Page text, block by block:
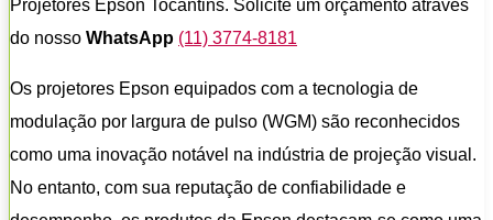
Projetores Epson Tocantins. Solicite um orçamento através
do nosso WhatsApp (11) 3774-8181
Os projetores Epson equipados com a tecnologia de
modulação por largura de pulso (WGM) são reconhecidos
como uma inovação notável na indústria de projeção visual.
No entanto, com sua reputação de confiabilidade e